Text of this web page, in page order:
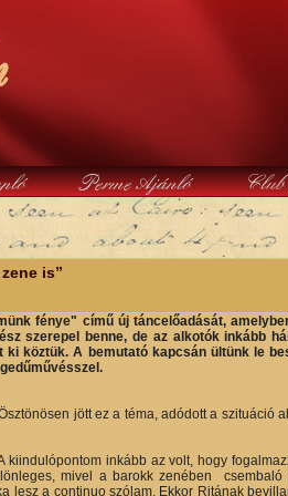
Perme Ajánló
is”
fénye" című új táncelőadását,
szerepel benne, de az alkotók inkább
köztük. A bemutató kapcsán ültünk le
jött ez a téma, adódott a szituáció
inkább az volt, hogy
mivel a barokk zenében
lesz a continuo szólam. Ekkor Ritának